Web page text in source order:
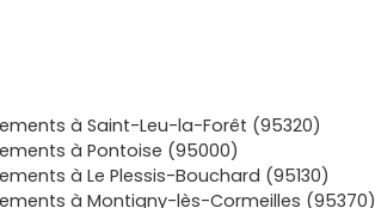
à Saint-Leu-la-Forêt (95320)
à Pontoise (95000)
à Le Plessis-Bouchard (95130)
à Montigny-lès-Cormeilles (95370)